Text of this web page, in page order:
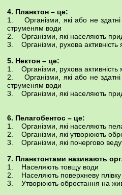
4. Планктон – це:
1. Організми, які або не здатні
струменям води
2. Організми, які населяють
3. Організми, рухова активність
5. Нектон – це:
1. Організми, рухова активність
2. Організми, які або не здатні
струменям води
3. Організми, які населяють
6. Пелагобентос – це:
1. Організми, які населяють
2. Організми, які утворюють
3. Організми, які почергово
7. Планктонтами називають
1. Населяють товщу води
2. Населяють поверхневу
3. Утворюють обростання на